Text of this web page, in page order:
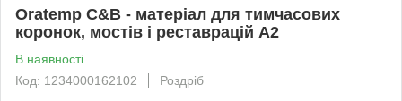
Oratemp C&B - матеріал для тимчасових
коронок, мостів і реставрацій А2
В наявності
Код: 1234000162102
Роздріб